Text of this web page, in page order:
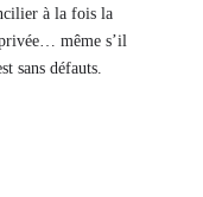
à la fois la
même s’il
sans défauts.